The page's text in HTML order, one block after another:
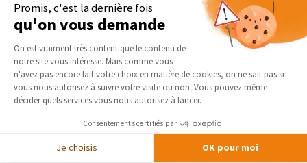
Promis, c'est la dernière fois
qu'on vous demande
Plateforme de Gestion du
On est vraiment très content que le contenu de
notre site vous intéresse. Mais comme vous
n'avez pas encore fait votre choix en matière de cookies, on ne sait pas si
vous nous autorisez à suivre votre visite ou non. Vous pouvez même
décider quels services vous nous autorisez à lancer.
Consentements certifiés par
Je choisis OK pour moi
Axeptio consent